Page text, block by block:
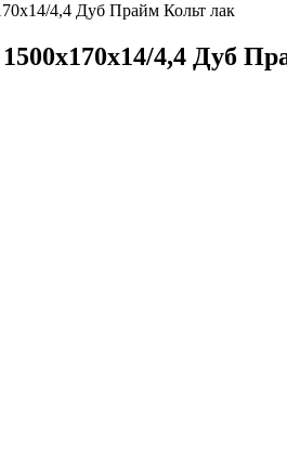
4,4 Дуб Прайм Кольт лак
4,4 Дуб